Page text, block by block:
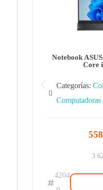
Notebook
Core
Categorías:
4204